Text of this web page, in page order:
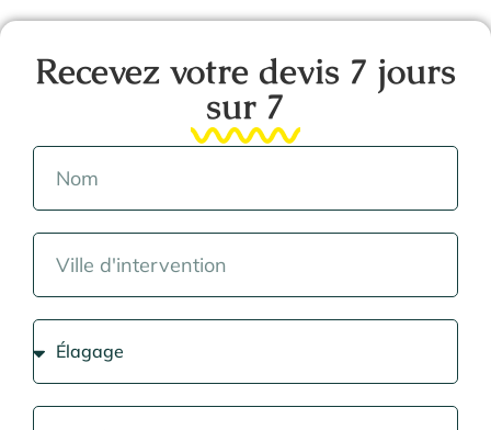
Recevez votre devis 7 jours
sur 7